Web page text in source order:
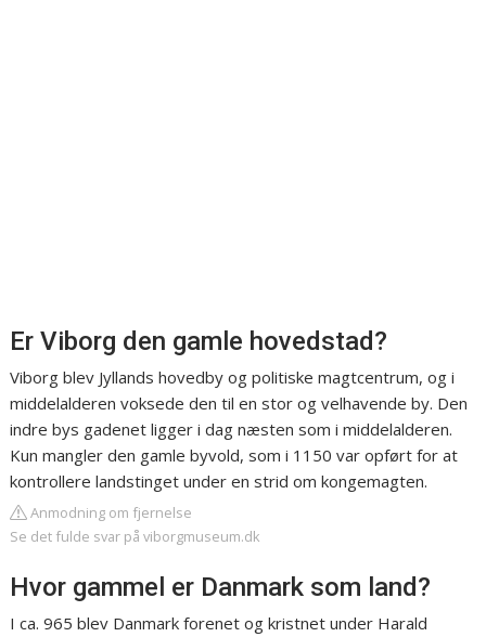
Er Viborg den gamle hovedstad?
Viborg blev Jyllands hovedby og politiske magtcentrum, og i
middelalderen voksede den til en stor og velhavende by. Den
indre bys gadenet ligger i dag næsten som i middelalderen.
Kun mangler den gamle byvold, som i 1150 var opført for at
kontrollere landstinget under en strid om kongemagten.
Anmodning om fjernelse
Se det fulde svar på viborgmuseum.dk
Hvor gammel er Danmark som land?
I ca. 965 blev Danmark forenet og kristnet under Harald